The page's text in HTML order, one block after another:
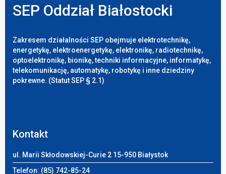
SEP Oddział Białostocki
Zakresem działalności SEP obejmuje elektrotechnikę,
energetykę, elektroenergetykę, elektronikę, radiotechnikę,
optoelektronikę, bionikę, techniki informacyjne, informatykę,
telekomunikację, automatykę, robotykę i inne dziedziny
pokrewne. (Statut SEP § 2.1)
Kontakt
ul. Marii Skłodowskiej-Curie 2 15-950 Białystok
Telefon: (85) 742-85-24